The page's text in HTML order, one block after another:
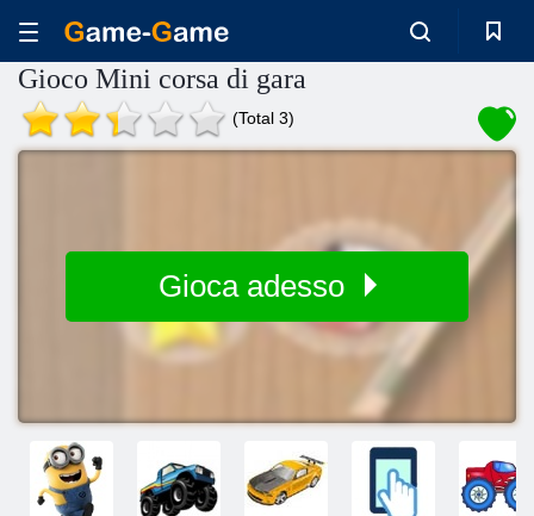
Gioco Mini corsa di gara
(Total 3)
Gioca adesso